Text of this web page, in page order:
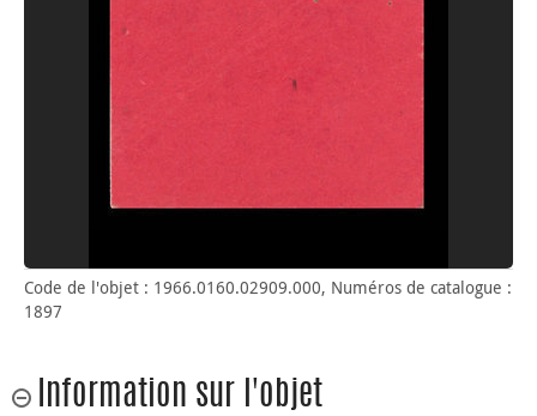
Code de l'objet : 1966.0160.02909.000, Numéros de catalogue :
1897
Information sur l'objet